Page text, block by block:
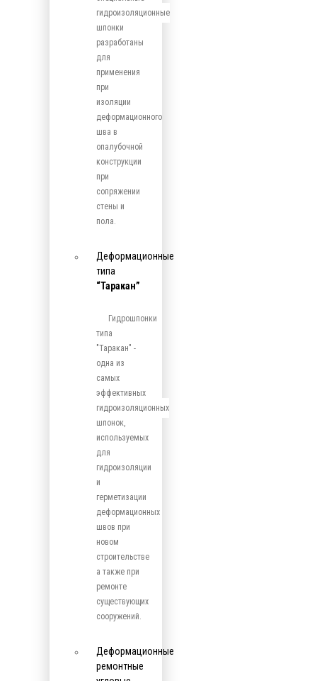
гидроизоляционные
шпонки
разработаны
для
применения
при
изоляции
деформационного
шва в
опалубочной
конструкции
при
сопряжении
стены и
пола.
Деформационные
типа
“Таракан”
Гидрошпонки
типа
"Таракан" -
одна из
самых
эффективных
гидроизоляционных
шпонок,
используемых
для
гидроизоляции
и
герметизации
деформационных
швов при
новом
строительстве
а также при
ремонте
существующих
сооружений.
Деформационные
ремонтные